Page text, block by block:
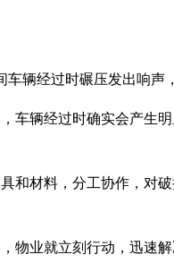
辆经过时碾压发出响声
车辆经过时确实会产生
和材料，分工协作，对
物业就立刻行动，迅速